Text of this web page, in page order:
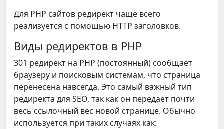
Для PHP сайтов редирект чаще всего
реализуется с помощью HTTP заголовков.
Виды редиректов в PHP
301 редирект на PHP (постоянный) сообщает
браузеру и поисковым системам, что страница
перенесена навсегда. Это самый важный тип
редиректа для SEO, так как он передаёт почти
весь ссылочный вес новой странице. Обычно
используется при таких случаях как: